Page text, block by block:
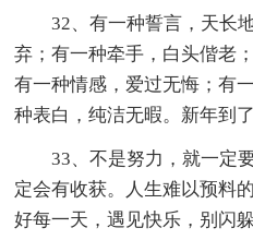
32、有一种誓言，天长
弃；有一种牵手，白头偕老
有一种情感，爱过无悔；有
种表白，纯洁无暇。新年到
33、不是努力，就一定
定会有收获。人生难以预料
好每一天，遇见快乐，别闪